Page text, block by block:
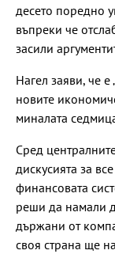
десето поредно
въпреки че
засили
Нагел заяви, че
новите
миналата
Сред
дискусията за
финансовата
реши да намали
държани от
своя страна ще